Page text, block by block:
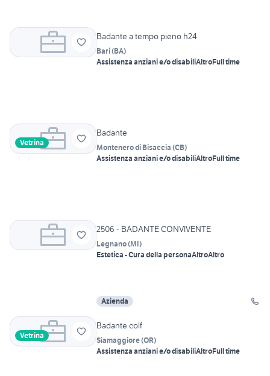
Badante a tempo pieno h24
Bari(BA)
Assistenza anziani e/o disabiliAltroFull time
Vetrina
Badante
Montenero di Bisaccia (CB)
Assistenza anziani e/o disabiliAltroFull time
2506 - BADANTE CONVIVENTE
Legnano(MI)
Estetica - Cura della personaAltroAltro
Azienda
Vetrina
Badante colf
Siamaggiore(OR)
Assistenza anziani e/o disabiliAltroFull time